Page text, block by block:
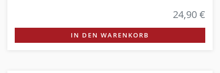
24,90 €
IN DEN WARENKORB